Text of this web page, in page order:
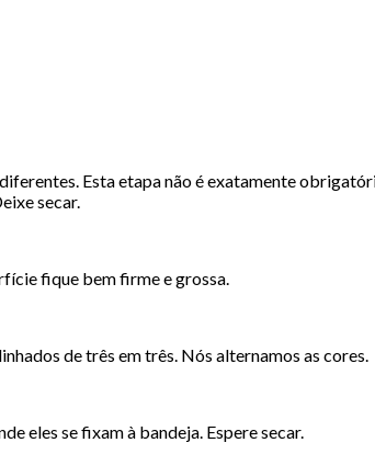
Esta etapa não é exatamente
secar.
fique bem firme e grossa.
de três em três. Nós alternamos as cores.
eles se fixam à bandeja. Espere secar.